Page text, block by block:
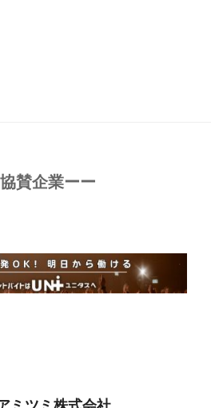
賛企業ーー